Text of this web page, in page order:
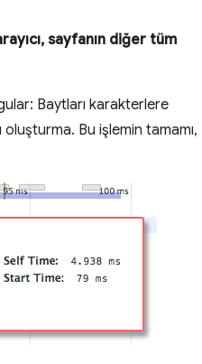
sayfanın diğer tüm
Baytları karakterlere
Bu işlemin tamamı,